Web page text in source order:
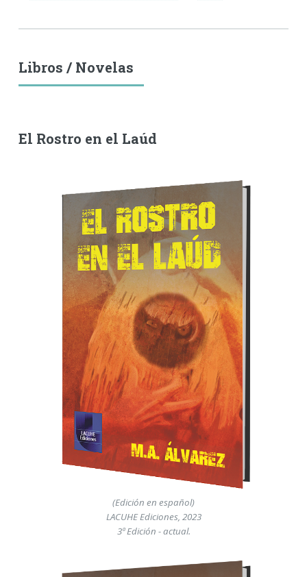
Libros / Novelas
El Rostro en el Laúd
(Edición en español)
LACUHE Ediciones, 2023
3ª Edición - actual.